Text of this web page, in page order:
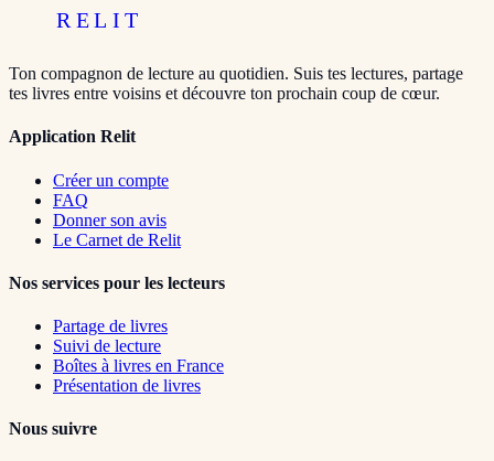
RELIT
Ton compagnon de lecture au quotidien. Suis tes lectures, partage
tes livres entre voisins et découvre ton prochain coup de cœur.
Application Relit
Créer un compte
FAQ
Donner son avis
Le Carnet de Relit
Nos services pour les lecteurs
Partage de livres
Suivi de lecture
Boîtes à livres en France
Présentation de livres
Nous suivre